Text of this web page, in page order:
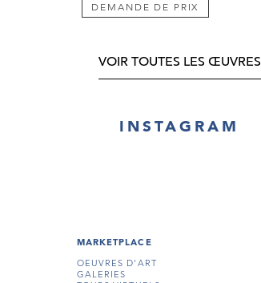
DEMANDE DE PRIX
VOIR TOUTES LES ŒUVRES
INSTAGRAM
MARKETPLACE
OEUVRES D'ART
GALERIES